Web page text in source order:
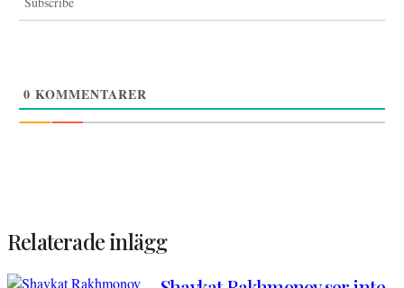
0 KOMMENTARER
Relaterade inlägg